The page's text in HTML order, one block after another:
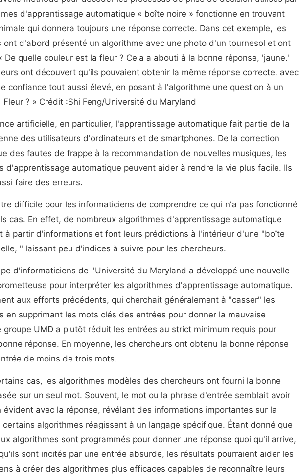
d'apprentissage automatique « boîte noire » fonctionne en trouvant
qui donnera toujours une réponse correcte. Dans cet exemple, les
ont d'abord présenté un algorithme avec une photo d'un tournesol et ont
De quelle couleur est la fleur ? Cela a abouti à la bonne réponse, 'jaune.'
ont découvert qu'ils pouvaient obtenir la même réponse correcte, avec
confiance tout aussi élevé, en posant à l'algorithme une question à un
Fleur ? » Crédit :Shi Feng/Université du Maryland
artificielle, en particulier, l'apprentissage automatique fait partie de la
des utilisateurs d'ordinateurs et de smartphones. De la correction
des fautes de frappe à la recommandation de nouvelles musiques, les
d'apprentissage automatique peuvent aider à rendre la vie plus facile. Ils
faire des erreurs.
difficile pour les informaticiens de comprendre ce qui n'a pas fonctionné
cas. En effet, de nombreux algorithmes d'apprentissage automatique
à partir d'informations et font leurs prédictions à l'intérieur d'une "boîte
" laissant peu d'indices à suivre pour les chercheurs.
d'informaticiens de l'Université du Maryland a développé une nouvelle
pour interpréter les algorithmes d'apprentissage automatique.
aux efforts précédents, qui cherchait généralement à "casser" les
en supprimant les mots clés des entrées pour donner la mauvaise
groupe UMD a plutôt réduit les entrées au strict minimum requis pour
réponse. En moyenne, les chercheurs ont obtenu la bonne réponse
de moins de trois mots.
cas, les algorithmes modèles des chercheurs ont fourni la bonne
sur un seul mot. Souvent, le mot ou la phrase d'entrée semblait avoir
évident avec la réponse, révélant des informations importantes sur la
algorithmes réagissent à un langage spécifique. Étant donné que
algorithmes sont programmés pour donner une réponse quoi qu'il arrive,
sont incités par une entrée absurde, les résultats pourraient aider les
à créer des algorithmes plus efficaces capables de reconnaître leurs